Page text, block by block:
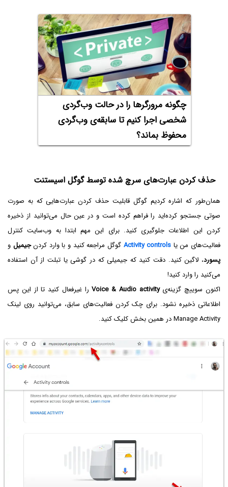
چگونه مرورگرها را در حالت وب‌گردی
شخصی اجرا کنیم تا سابقه‌ی وب‌گردی
محفوظ بماند؟
حذف کردن عبارت‌های سرچ شده توسط گوگل اسیستنت
همان‌طور که اشاره کردیم گوگل قابلیت حذف کردن عبارت‌هایی که به صورت
صوتی جستجو کرده‌اید را فراهم کرده است و در عین حال می‌توانید از ذخیره
کردن این اطلاعات جلوگیری کنید. برای این مهم ابتدا به وب‌سایت کنترل
فعالیت‌های من یا Activity controls گوگل مراجعه کنید و با وارد کردنجیمیل و
پسورد، لاگین کنید. دقت کنید که جیمیلی که در گوشی یا تبلت از آن استفاده
می‌کنید را وارد کنید!
اکنون سوییچ گزینه‌یVoice & Audio activityرا غیرفعال کنید تا از این پس
اطلاعاتی ذخیره نشود. برای چک کردن فعالیت‌های سابق، می‌توانید روی لینک
Manage Activity در همین بخش کلیک کنید.